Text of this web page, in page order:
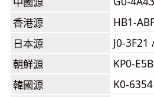
香港源
HB1-
日本源
J0-3F21
朝鮮源
KP0-
韓國源
K0-6354